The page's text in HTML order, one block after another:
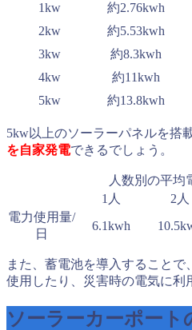
1kw 約2.76kwh
2kw
約5.53kwh
3kw
約8.3kwh
4kw
約11kwh
5kw
約13.8kwh
5kw以上のソーラーパネルを搭
を自家発電できるでしょう。
人数別の平均
1人
2人
電力使用量/
日
6.1kwh
また、蓄電池を導入することで
使用したり、災害時の電気に利
ソーラーカーポート